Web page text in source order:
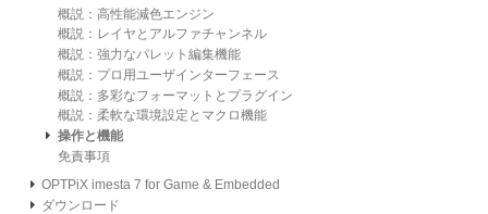
概説：高性能減色エンジン
概説：レイヤとアルファチャンネル
概説：強力なパレット編集機能
概説：プロ用ユーザインターフェース
概説：多彩なフォーマットとプラグイン
概説：柔軟な環境設定とマクロ機能
操作と機能
免責事項
OPTPiX imesta 7 for Game & Embedded
ダウンロード